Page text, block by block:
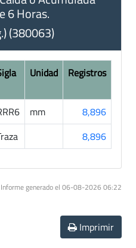
6 Horas.
(380063)
Unidad Registros
mm
8,896
8,896
Informe generado el 06-08-2026 06:22
Imprimir